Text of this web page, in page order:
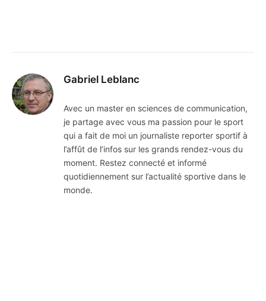
Gabriel Leblanc
Avec un master en sciences de communication,
je partage avec vous ma passion pour le sport
qui a fait de moi un journaliste reporter sportif à
l’affût de l’infos sur les grands rendez-vous du
moment. Restez connecté et informé
quotidiennement sur l’actualité sportive dans le
monde.